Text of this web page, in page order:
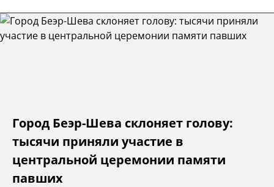
Город Беэр-Шева склоняет голову:
тысячи приняли участие в
центральной церемонии памяти
павших